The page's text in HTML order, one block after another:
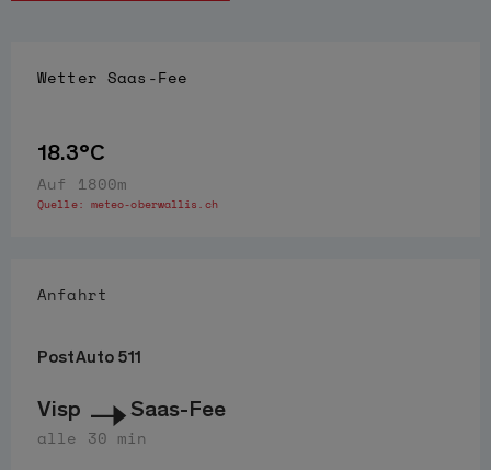
Wetter Saas-Fee
18.3°C
Auf 1800m
Quelle: meteo-oberwallis.ch
Anfahrt
PostAuto 511
Visp Saas-Fee
alle 30 min